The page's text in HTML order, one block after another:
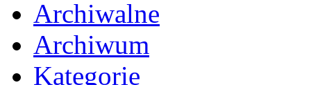
Archiwalne
Archiwum
Kategorie